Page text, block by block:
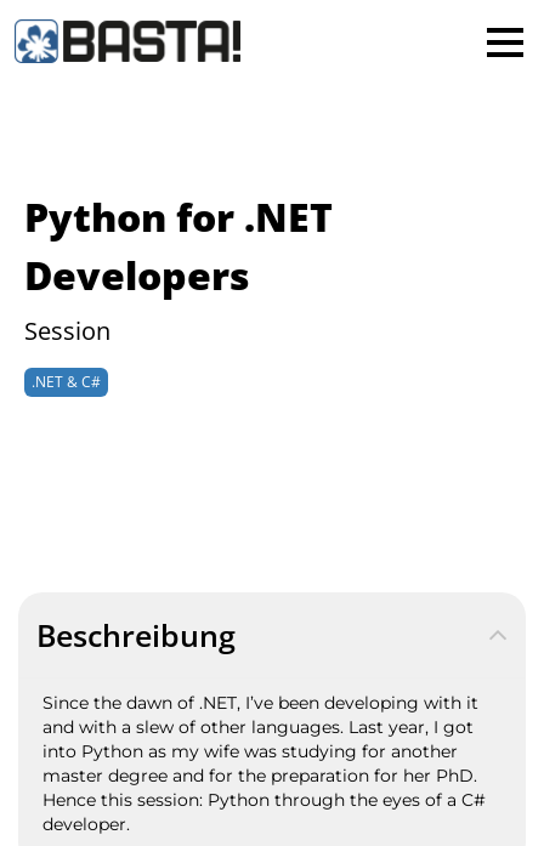
Python for .NET
Developers
Session
.NET & C#
Beschreibung
Since the dawn of .NET, I’ve been developing with it
and with a slew of other languages. Last year, I got
into Python as my wife was studying for another
master degree and for the preparation for her PhD.
Hence this session: Python through the eyes of a C#
developer.
MAINZ
Alle